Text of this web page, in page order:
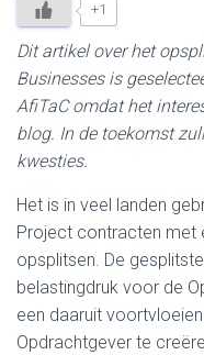
+1
Dit artikel over het
Businesses is
AfiTaC omdat het
blog. In de toekomst
kwesties.
Het is in veel landen
Project contracten met
opsplitsen. De
belastingdruk voor de
een daaruit
Opdrachtgever te